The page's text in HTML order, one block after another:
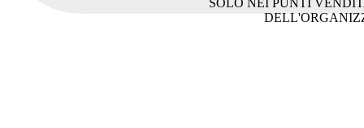
SOLO NEI PUNTI